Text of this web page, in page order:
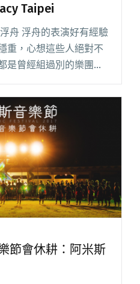
Taipei
舟 浮舟的表演好有經驗
重，心想這些人絕對不
是曾經組過別的樂團，
貝斯手的律動、主唱海
漫閱讀全文 "現場直
大團誕生 開發場 5 ＠
節會休耕：阿米斯